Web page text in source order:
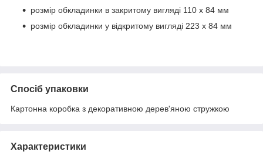
розмір обкладинки в закритому вигляді 110 х 84 мм
розмір обкладинки у відкритому вигляді 223 х 84 мм
Спосіб упаковки
Картонна коробка з декоративною дерев'яною стружкою
Характеристики